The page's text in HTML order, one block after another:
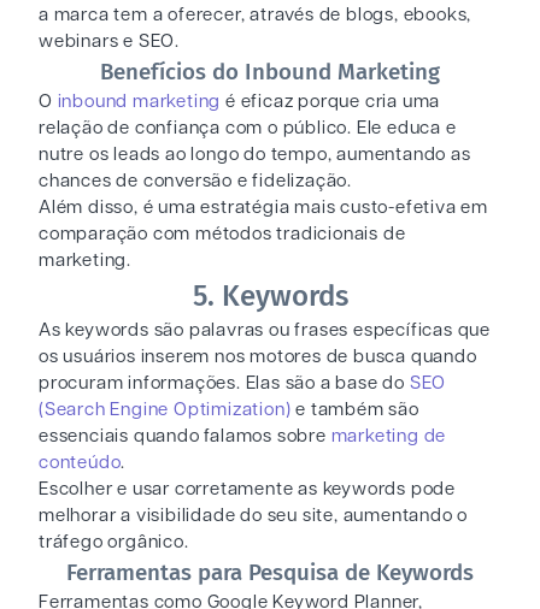
a marca tem a oferecer, através de blogs, ebooks,
webinars e SEO.
Benefícios do Inbound Marketing
O inbound marketing é eficaz porque cria uma
relação de confiança com o público. Ele educa e
nutre os leads ao longo do tempo, aumentando as
chances de conversão e fidelização.
Além disso, é uma estratégia mais custo-efetiva em
comparação com métodos tradicionais de
marketing.
5. Keywords
As keywords são palavras ou frases específicas que
os usuários inserem nos motores de busca quando
procuram informações. Elas são a base do SEO
(Search Engine Optimization) e também são
essenciais quando falamos sobre marketing de
conteúdo.
Escolher e usar corretamente as keywords pode
melhorar a visibilidade do seu site, aumentando o
tráfego orgânico.
Ferramentas para Pesquisa de Keywords
Ferramentas como Google Keyword Planner,